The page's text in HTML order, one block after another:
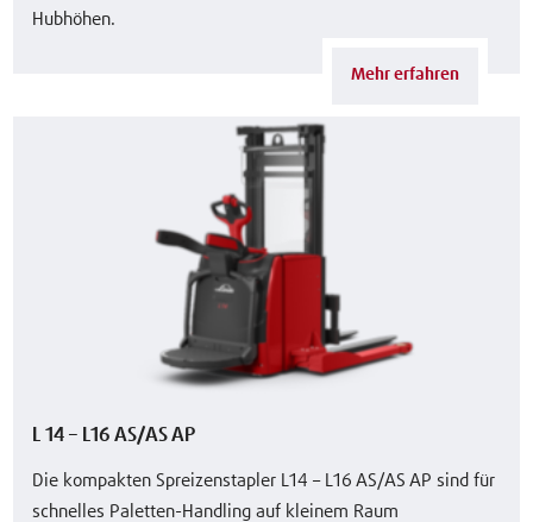
Hubhöhen.
Mehr erfahren
L 14 – L16 AS/AS AP
Die kompakten Spreizenstapler L14 – L16 AS/AS AP sind für
schnelles Paletten-Handling auf kleinem Raum